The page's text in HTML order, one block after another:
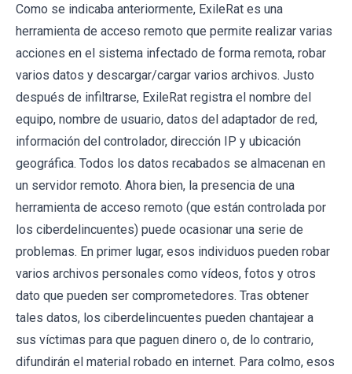
Como se indicaba anteriormente, ExileRat es una
herramienta de acceso remoto que permite realizar varias
acciones en el sistema infectado de forma remota, robar
varios datos y descargar/cargar varios archivos. Justo
después de infiltrarse, ExileRat registra el nombre del
equipo, nombre de usuario, datos del adaptador de red,
información del controlador, dirección IP y ubicación
geográfica. Todos los datos recabados se almacenan en
un servidor remoto. Ahora bien, la presencia de una
herramienta de acceso remoto (que están controlada por
los ciberdelincuentes) puede ocasionar una serie de
problemas. En primer lugar, esos individuos pueden robar
varios archivos personales como vídeos, fotos y otros
dato que pueden ser comprometedores. Tras obtener
tales datos, los ciberdelincuentes pueden chantajear a
sus víctimas para que paguen dinero o, de lo contrario,
difundirán el material robado en internet. Para colmo, esos